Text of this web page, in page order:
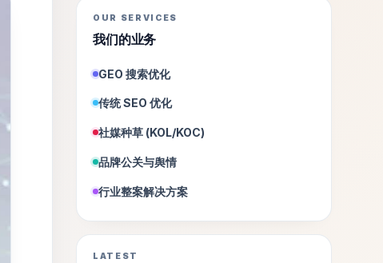
OUR SERVICES
我们的业务
GEO 搜索优化
传统 SEO 优化
社媒种草 (KOL/KOC)
品牌公关与舆情
行业整案解决方案
LATEST